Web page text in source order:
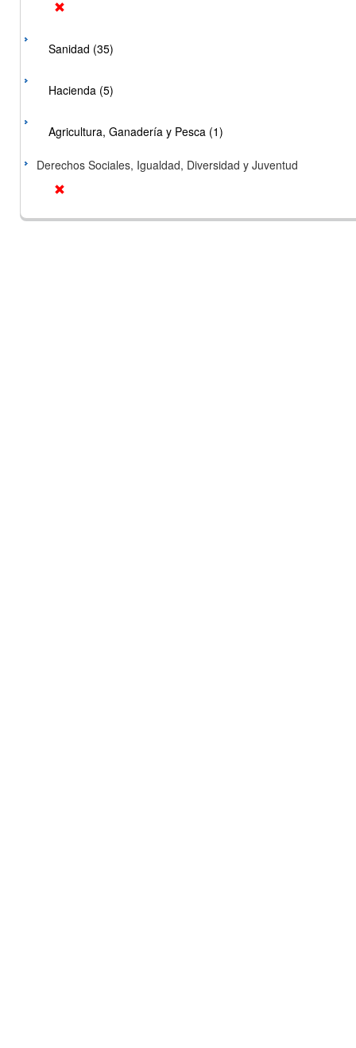
Sanidad (35)
Hacienda (5)
Agricultura, Ganadería y Pesca (1)
Derechos Sociales, Igualdad, Diversidad y Juventud